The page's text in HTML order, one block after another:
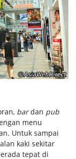
bardan pub
menu
Untuk sampai
kaki sekitar
tepat di